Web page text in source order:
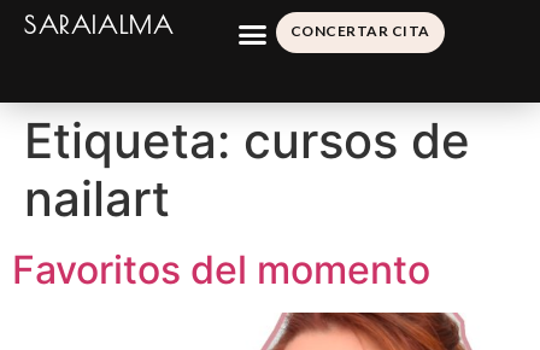
SARAIALMA CONCERTAR CITA
Etiqueta: cursos de
nailart
Favoritos del momento